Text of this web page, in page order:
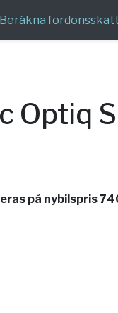
Beräkna fordonsskatt
Optiq
på nybilspris